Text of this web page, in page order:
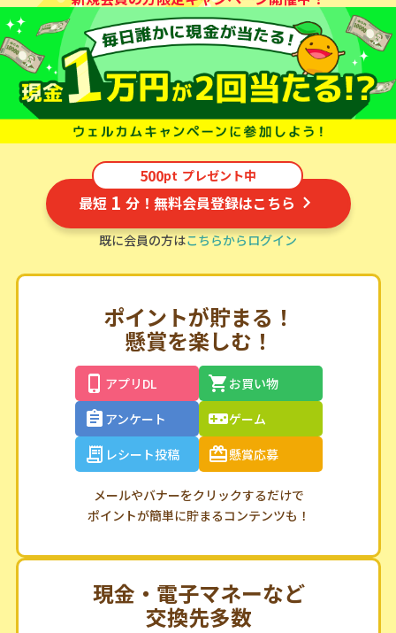
500pt プレゼント中
最短 1 分！無料会員登録はこちら
既に会員の方はこちらからログイン
ポイントが貯まる！
懸賞を楽しむ！
アプリDL
お買い物
アンケート
ゲーム
レシート投稿
懸賞応募
メールやバナーをクリックするだけで
ポイントが簡単に貯まるコンテンツも！
現金・電子マネーなど
交換先多数